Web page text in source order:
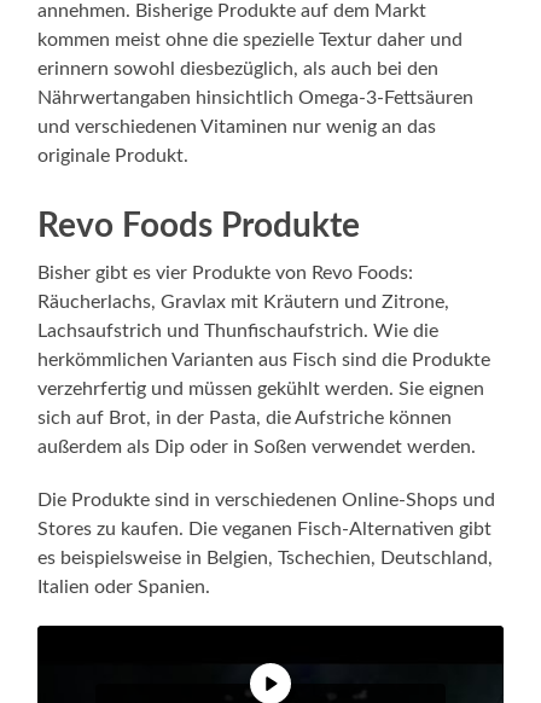
annehmen. Bisherige Produkte auf dem Markt
kommen meist ohne die spezielle Textur daher und
erinnern sowohl diesbezüglich, als auch bei den
Nährwertangaben hinsichtlich Omega-3-Fettsäuren
und verschiedenen Vitaminen nur wenig an das
originale Produkt.
Revo Foods Produkte
Bisher gibt es vier Produkte von Revo Foods:
Räucherlachs, Gravlax mit Kräutern und Zitrone,
Lachsaufstrich und Thunfischaufstrich. Wie die
herkömmlichen Varianten aus Fisch sind die Produkte
verzehrfertig und müssen gekühlt werden. Sie eignen
sich auf Brot, in der Pasta, die Aufstriche können
außerdem als Dip oder in Soßen verwendet werden.
Die Produkte sind in verschiedenen Online-Shops und
Stores zu kaufen. Die veganen Fisch-Alternativen gibt
es beispielsweise in Belgien, Tschechien, Deutschland,
Italien oder Spanien.